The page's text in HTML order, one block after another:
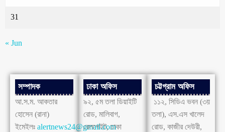
31
« Jun
সম্পাদক
আ.স.ম. আকতার
হোসেন (রানা)
ইমেইলঃ alertnews24@gmail.com
ঢাকা অফিস
৯২, ৫ম তলা ডিয়াইটি
রোড, মালিবাগ,
রেলগেইট, ঢাকা
চট্টগ্রাম অফিস
১১২, সিডিএ ভবন (৩য়
তলা), এস.এস খালেদ
রোড, কাজীর দেউরী,